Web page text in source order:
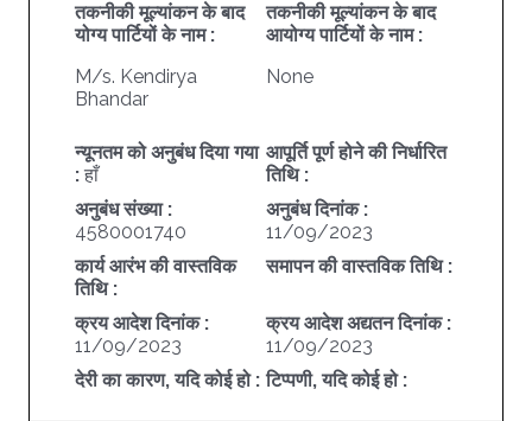
तकनीकी मूल्यांकन के बाद
योग्य पार्टियों के नाम :
M/s. Kendirya
Bhandar
तकनीकी मूल्यांकन के बाद
आयोग्य पार्टियों के नाम :
None
न्यूनतम को अनुबंध दिया गया
: हाँ
आपूर्ति पूर्ण होने की निर्धारित
तिथि :
अनुबंध संख्या :
4580001740
अनुबंध दिनांक :
11/09/2023
कार्य आरंभ की वास्तविक
तिथि :
समापन की वास्तविक तिथि :
क्रय आदेश दिनांक :
11/09/2023
क्रय आदेश अद्यतन दिनांक :
11/09/2023
देरी का कारण, यदि कोई हो : टिप्पणी, यदि कोई हो :